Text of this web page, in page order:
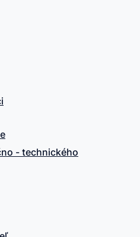
- technického